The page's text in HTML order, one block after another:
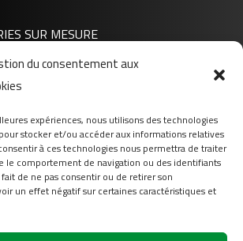
du consentement aux
expériences, nous utilisons des technologies
stocker et/ou accéder aux informations relatives
à ces technologies nous permettra de traiter
le comportement de navigation ou des identifiants
de ne pas consentir ou de retirer son
un effet négatif sur certaines caractéristiques et
SUR MESURE